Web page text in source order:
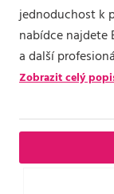
jednoduchost k
nabídce najdete
a další
Zobrazit celý